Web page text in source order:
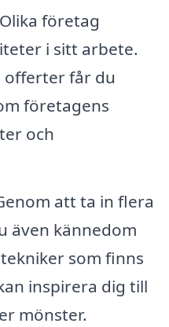
Olika företag
i sitt arbete.
offerter får du
företagens
och
att ta in flera
även kännedom
som finns
inspirera dig till
mönster.